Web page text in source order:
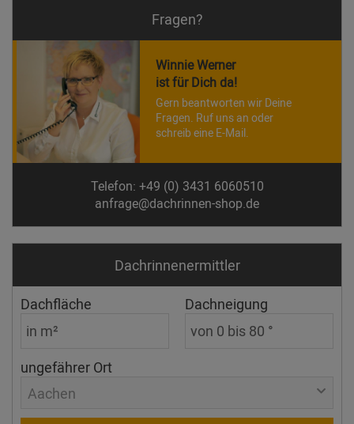
Fragen?
Winnie Werner
ist für Dich da!
Gern beantworten wir Deine
Fragen. Ruf uns an oder
schreib eine E-Mail.
Telefon: +49 (0) 3431 6060510
anfrage@dachrinnen-shop.de
Dachrinnen­ermittler
Dachfläche Dachneigung
ungefährer Ort
Aachen